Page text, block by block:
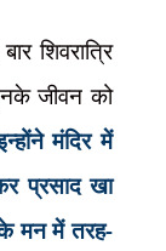
शिवरात्रि
जीवन को
मंदिर में
प्रसाद खा
मन में तरह-